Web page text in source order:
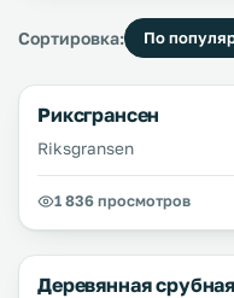
Сортировка: По
Риксгрансен
Riksgransen
1 836 просмотров
Деревянная